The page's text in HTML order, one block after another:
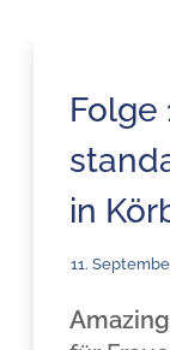
Folge
in
11.